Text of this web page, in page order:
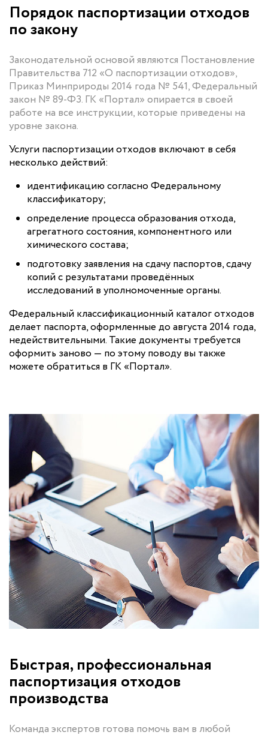
Порядок паспортизации отходов
по закону
Законодательной основой являются Постановление
Правительства 712 «О паспортизации отходов»,
Приказ Минприроды 2014 года № 541, Федеральный
закон № 89-ФЗ. ГК «Портал» опирается в своей
работе на все инструкции, которые приведены на
уровне закона.
Услуги паспортизации отходов включают в себя
несколько действий:
идентификацию согласно Федеральному
классификатору;
определение процесса образования отхода,
агрегатного состояния, компонентного или
химического состава;
подготовку заявления на сдачу паспортов, сдачу
копий с результатами проведённых
исследований в уполномоченные органы.
Федеральный классификационный каталог отходов
делает паспорта, оформленные до августа 2014 года,
недействительными. Такие документы требуется
оформить заново — по этому поводу вы также
можете обратиться в ГК «Портал».
Быстрая, профессиональная
паспортизация отходов
производства
Команда экспертов готова помочь вам в любой